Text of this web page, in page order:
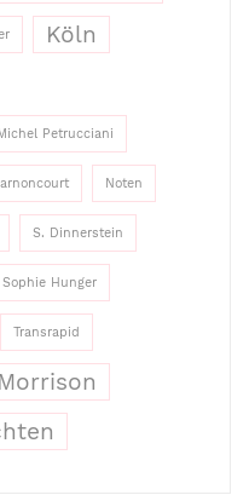
Köln
Petrucciani
Noten
S. Dinnerstein
Sophie Hunger
Transrapid